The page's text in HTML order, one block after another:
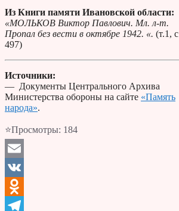
Из Книги памяти Ивановской области:
«МОЛЬКОВ Виктор Павлович. Мл. л-т.
Пропал без вести в октябре 1942. «. (т.1, с
497)
Источники:
— Документы Центрального Архива
Министерства обороны на сайте «Память
народа».
⭐Просмотры: 184
Email
VK
Odnoklassniki